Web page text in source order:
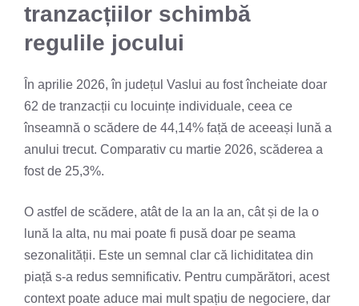
tranzacțiilor schimbă
regulile jocului
În aprilie 2026, în județul Vaslui au fost încheiate doar
62 de tranzacții cu locuințe individuale, ceea ce
înseamnă o scădere de 44,14% față de aceeași lună a
anului trecut. Comparativ cu martie 2026, scăderea a
fost de 25,3%.
O astfel de scădere, atât de la an la an, cât și de la o
lună la alta, nu mai poate fi pusă doar pe seama
sezonalității. Este un semnal clar că lichiditatea din
piață s-a redus semnificativ. Pentru cumpărători, acest
context poate aduce mai mult spațiu de negociere, dar